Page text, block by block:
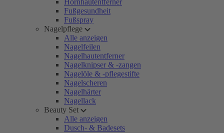
Hornhautentferner
Fußgesundheit
Fußspray
Nagelpflege
Alle anzeigen
Nagelfeilen
Nagelhautentferner
Nagelknipser & -zangen
Nagelöle & -pflegestifte
Nagelscheren
Nagelhärter
Nagellack
Beauty Set
Alle anzeigen
Dusch- & Badesets